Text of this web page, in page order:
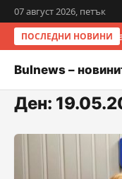
07 август 2026, петък
ПОСЛЕДНИ НОВИНИ
Bulnews –
Ден: